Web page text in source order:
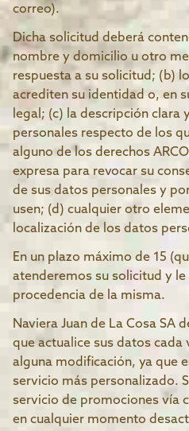
correo).
Dicha solicitud deberá
nombre y domicilio u otro
respuesta a su solicitud; (b)
acrediten su identidad o, en
legal; (c) la descripción clara
personales respecto de los
alguno de los derechos
expresa para revocar su
de sus datos personales y
usen; (d) cualquier otro
localización de los datos
En un plazo máximo de 15
atenderemos su solicitud y
procedencia de la misma.
Naviera Juan de La Cosa SA
que actualice sus datos cada
alguna modificación, ya que
servicio más personalizado.
servicio de promociones vía
en cualquier momento